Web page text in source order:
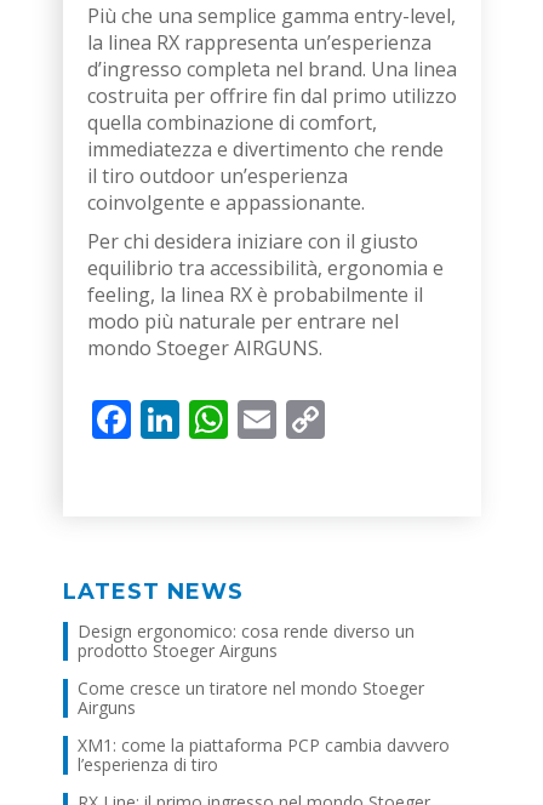
Più che una semplice gamma entry-level,
la linea RX rappresenta un’esperienza
d’ingresso completa nel brand. Una linea
costruita per offrire fin dal primo utilizzo
quella combinazione di comfort,
immediatezza e divertimento che rende
il tiro outdoor un’esperienza
coinvolgente e appassionante.
Per chi desidera iniziare con il giusto
equilibrio tra accessibilità, ergonomia e
feeling, la linea RX è probabilmente il
modo più naturale per entrare nel
mondo Stoeger AIRGUNS.
Facebook
LinkedIn
WhatsApp
EmailCopy
LATEST NEWS
Design ergonomico: cosa rende diverso un
prodotto Stoeger Airguns
Come cresce un tiratore nel mondo Stoeger
Airguns
XM1: come la piattaforma PCP cambia davvero
l’esperienza di tiro